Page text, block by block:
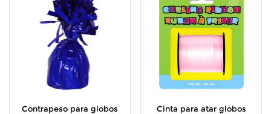
Contrapeso para globos
Cinta para atar globos